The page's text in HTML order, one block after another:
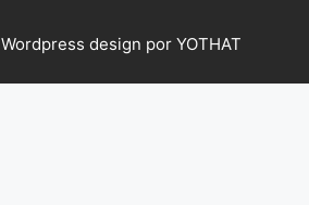
Wordpress design por YOTHAT